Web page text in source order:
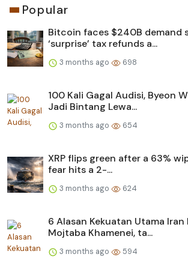
Popular
Bitcoin faces $240B demand
‘surprise’ tax refunds a...
3 months ago 698
100 Kali Gagal Audisi, Byeon
Jadi Bintang Lewa...
3 months ago 654
XRP flips green after a 63%
fear hits a 2-...
3 months ago 624
6 Alasan Kekuatan Utama Iran
Mojtaba Khamenei, ta...
3 months ago 594